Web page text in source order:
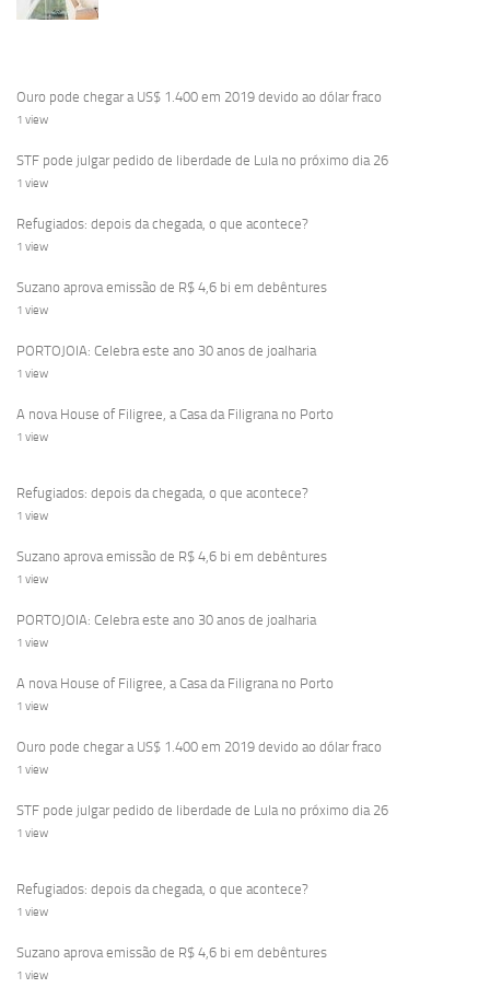
Ouro pode chegar a US$ 1.400 em 2019 devido ao dólar fraco
1 view
STF pode julgar pedido de liberdade de Lula no próximo dia 26
1 view
Refugiados: depois da chegada, o que acontece?
1 view
Suzano aprova emissão de R$ 4,6 bi em debêntures
1 view
PORTOJOIA: Celebra este ano 30 anos de joalharia
1 view
A nova House of Filigree, a Casa da Filigrana no Porto
1 view
Refugiados: depois da chegada, o que acontece?
1 view
Suzano aprova emissão de R$ 4,6 bi em debêntures
1 view
PORTOJOIA: Celebra este ano 30 anos de joalharia
1 view
A nova House of Filigree, a Casa da Filigrana no Porto
1 view
Ouro pode chegar a US$ 1.400 em 2019 devido ao dólar fraco
1 view
STF pode julgar pedido de liberdade de Lula no próximo dia 26
1 view
Refugiados: depois da chegada, o que acontece?
1 view
Suzano aprova emissão de R$ 4,6 bi em debêntures
1 view